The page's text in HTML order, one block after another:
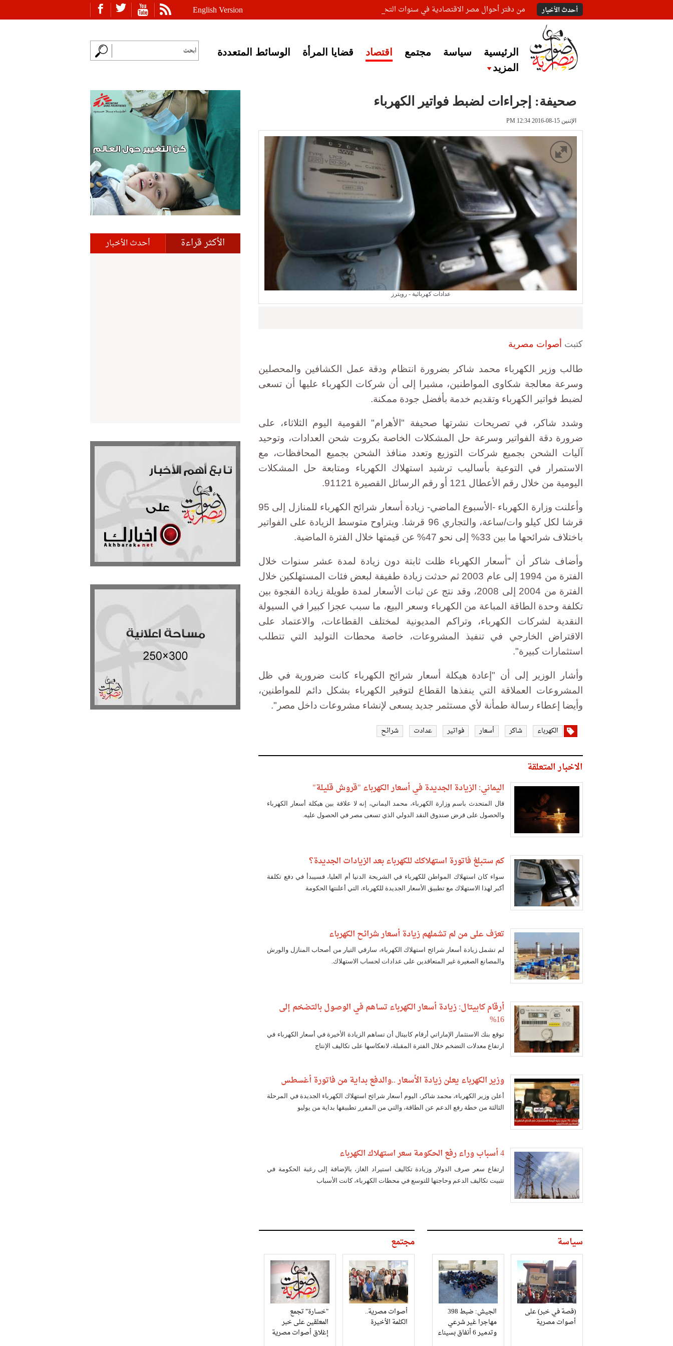
English Version أحدث الأخبار من دفتر أحوال مصر الاقتصادية في سنوات التحول
الرئيسية سياسة مجتمع اقتصاد قضايا المرأة
الوسائط المتعددة
المزيد
صحيفة: إجراءات لضبط فواتير الكهرباء
الإثنين 15-08-2016 PM 12:34
عدادات كهربائية - رويترز
كتبت أصوات مصرية
طالب وزير الكهرباء محمد شاكر بضرورة انتظام ودقة عمل الكشافين والمحصلين
وسرعة معالجة شكاوى المواطنين، مشيرا إلى أن شركات الكهرباء عليها أن تسعى
لضبط فواتير الكهرباء وتقديم خدمة بأفضل جودة ممكنة.
وشدد شاكر، في تصريحات نشرتها صحيفة "الأهرام" القومية اليوم الثلاثاء، على
ضرورة دقة الفواتير وسرعة حل المشكلات الخاصة بكروت شحن العدادات، وتوحيد
آليات الشحن بجميع شركات التوزيع وتعدد منافذ الشحن بجميع المحافظات، مع
الاستمرار في التوعية بأساليب ترشيد استهلاك الكهرباء ومتابعة حل المشكلات
اليومية من خلال رقم الأعطال 121 أو رقم الرسائل القصيرة 91121.
وأعلنت وزارة الكهرباء -الأسبوع الماضي- زيادة أسعار شرائح الكهرباء للمنازل إلى 95
قرشا لكل كيلو وات/ساعة، والتجاري 96 قرشا. ويتراوح متوسط الزيادة على الفواتير
باختلاف شرائحها ما بين 33% إلى نحو 47% عن قيمتها خلال الفترة الماضية.
وأضاف شاكر أن "أسعار الكهرباء ظلت ثابتة دون زيادة لمدة عشر سنوات خلال
الفترة من 1994 إلى عام 2003 ثم حدثت زيادة طفيفة لبعض فئات المستهلكين خلال
الفترة من 2004 إلى 2008، وقد نتج عن ثبات الأسعار لمدة طويلة زيادة الفجوة بين
تكلفة وحدة الطاقة المباعة من الكهرباء وسعر البيع، ما سبب عجزا كبيرا في السيولة
النقدية لشركات الكهرباء، وتراكم المديونية لمختلف القطاعات، والاعتماد على
الاقتراض الخارجي في تنفيذ المشروعات، خاصة محطات التوليد التي تتطلب
استثمارات كبيرة".
وأشار الوزير إلى أن "إعادة هيكلة أسعار شرائح الكهرباء كانت ضرورية في ظل
المشروعات العملاقة التي ينفذها القطاع لتوفير الكهرباء بشكل دائم للمواطنين،
وأيضا إعطاء رسالة طمأنة لأي مستثمر جديد يسعى لإنشاء مشروعات داخل مصر".
الكهرباء شاكر أسعار فواتير عدادت شرائح
الاخبار المتعلقة
اليماني: الزيادة الجديدة في أسعار الكهرباء "قروش قليلة"
قال المتحدث باسم وزارة الكهرباء، محمد اليماني، إنه لا علاقة بين هيكلة أسعار الكهرباء
والحصول على قرض صندوق النقد الدولي الذي تسعى مصر في الحصول عليه.
كم ستبلغ فاتورة استهلاكك للكهرباء بعد الزيادات الجديدة؟
سواء كان استهلاك المواطن للكهرباء في الشريحة الدنيا أم العليا، فسيبدأ في دفع تكلفة
أكبر لهذا الاستهلاك مع تطبيق الأسعار الجديدة للكهرباء، التي أعلنتها الحكومة
تعرّف على من لم تشملهم زيادة أسعار شرائح الكهرباء
لم تشمل زيادة أسعار شرائح استهلاك الكهرباء، سارقي التيار من أصحاب المنازل والورش
والمصانع الصغيرة غير المتعاقدين على عدادات لحساب الاستهلاك.
أرقام كابيتال: زيادة أسعار الكهرباء تساهم في الوصول بالتضخم إلى
16%
توقع بنك الاستثمار الإماراتي أرقام كابيتال أن تساهم الزيادة الأخيرة في أسعار الكهرباء في
ارتفاع معدلات التضخم خلال الفترة المقبلة، لانعكاسها على تكاليف الإنتاج
وزير الكهرباء يعلن زيادة الأسعار ..والدفع بداية من فاتورة أغسطس
أعلن وزير الكهرباء، محمد شاكر، اليوم أسعار شرائح استهلاك الكهرباء الجديدة في المرحلة
الثالثة من خطة رفع الدعم عن الطاقة، والتي من المقرر تطبيقها بداية من يوليو
4 أسباب وراء رفع الحكومة سعر استهلاك الكهرباء
ارتفاع سعر صرف الدولار وزيادة تكاليف استيراد الغاز، بالإضافة إلى رغبة الحكومة في
تثبيت تكاليف الدعم وحاجتها للتوسع في محطات الكهرباء، كانت الأسباب
سياسة
(قصة في خبر) على
أصوات مصرية
الجيش: ضبط 398
مهاجرا غير شرعي
وتدمير 6 أنفاق بسيناء
مجتمع
أصوات مصرية..
الكلمة الأخيرة
"خسارة" تجمع
المعلقين على خبر
إغلاق أصوات مصرية
الأكثر قراءة أحدث الأخبار